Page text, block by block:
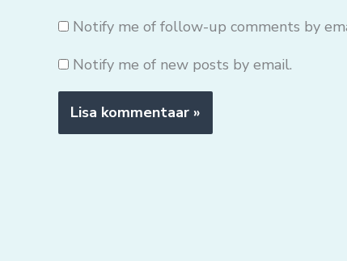
Notify me of follow-up comments by
Notify me of new posts by email.